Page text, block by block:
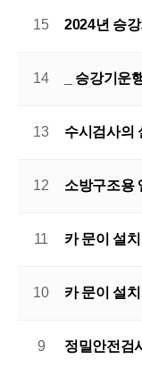
15 2024년 승
14 _ 승강기운
13 수시검사의
12 소방구조용
11 카 문이 설
10 카 문이 설
9 정밀안전검